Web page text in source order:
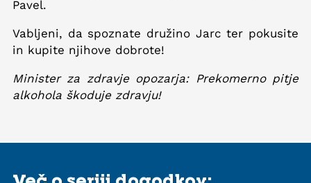
Pavel.
Vabljeni, da spoznate družino Jarc ter pokusite
in kupite njihove dobrote!
Minister za zdravje opozarja: Prekomerno pitje
alkohola škoduje zdravju!